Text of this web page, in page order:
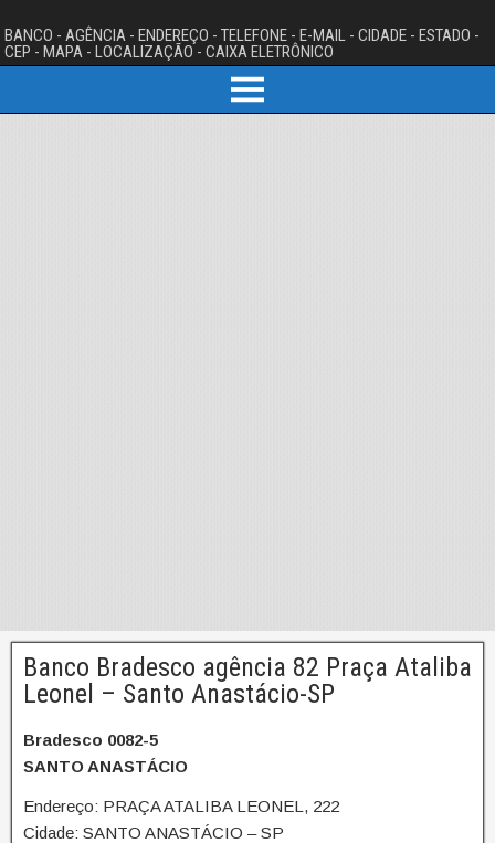
BANCO - AGÊNCIA - ENDEREÇO - TELEFONE - E-MAIL - CIDADE - ESTADO -
CEP - MAPA - LOCALIZAÇÃO - CAIXA ELETRÔNICO
Banco Bradesco agência 82 Praça Ataliba
Leonel – Santo Anastácio-SP
Bradesco 0082-5
SANTO ANASTÁCIO
Endereço: PRAÇA ATALIBA LEONEL, 222
Cidade: SANTO ANASTÁCIO – SP